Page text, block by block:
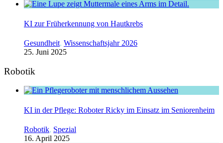
KI zur Früherkennung von Hautkrebs
Gesundheit, Wissenschaftsjahr 2026
25. Juni 2025
Robotik
KI in der Pflege: Roboter Ricky im Einsatz im Seniorenheim
Robotik, Spezial
16. April 2025